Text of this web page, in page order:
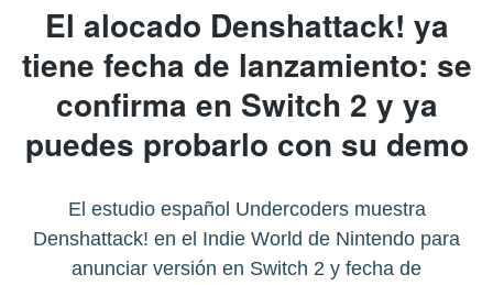
El alocado Denshattack! ya
tiene fecha de lanzamiento: se
confirma en Switch 2 y ya
puedes probarlo con su demo
El estudio español Undercoders muestra
Denshattack! en el Indie World de Nintendo para
anunciar versión en Switch 2 y fecha de